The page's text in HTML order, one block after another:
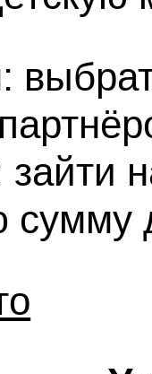
сумму